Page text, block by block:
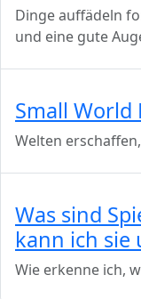
Dinge auffädeln
und eine gute
Small World
Welten
Was sind
kann ich sie
Wie erkenne ich,